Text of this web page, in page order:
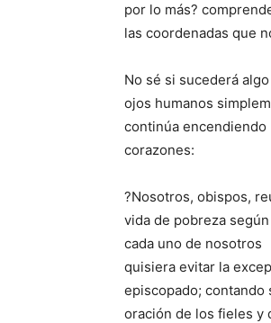
por lo más?
las coordenadas que
No sé si sucederá
ojos humanos
continúa encendiendo
corazones:
?Nosotros, obispos,
vida de pobreza
cada uno de nosotros
quisiera evitar la
episcopado; contando
oración de los fieles y